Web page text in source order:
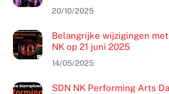
20/10/2025
Belangrijke wijzigingen
NK op 21 juni 2025
14/05/2025
SDN NK Performing Arts